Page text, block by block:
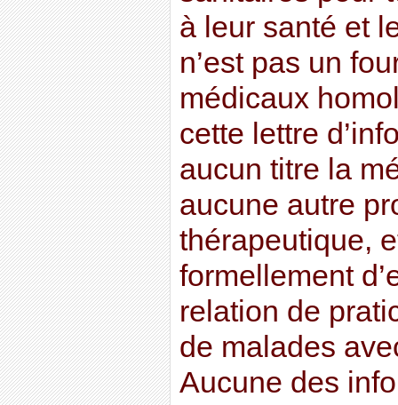
à leur santé et
n’est pas un
médicaux
cette lettre
aucun titre la
aucune autre
thérapeutique,
formellement
relation de
de malades
Aucune des